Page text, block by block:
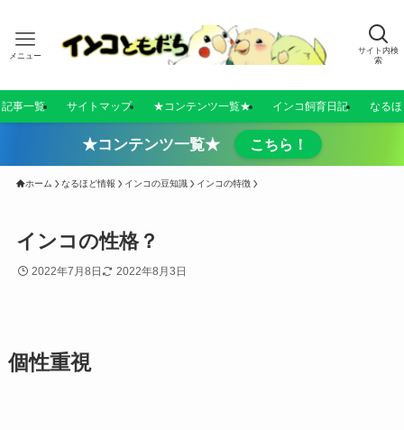
サイト内検
索
メニュー
事一覧 サイトマップ ★コンテンツ一覧★ インコ飼育日記 なる
★コンテンツ一覧★ こちら！
ホーム なるほど情報 インコの豆知識 インコの特徴
インコの性格？
2022年7月8日 2022年8月3日
個性重視